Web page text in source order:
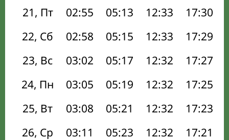
21, Пт
02:55 05:13 12:33 17:30
22, Сб
02:58 05:15 12:33 17:29
23, Вс
03:02 05:17 12:32 17:27
24, Пн
03:05 05:19 12:32 17:25
25, Вт
03:08 05:21 12:32 17:23
26, Ср
03:11 05:23 12:32 17:21